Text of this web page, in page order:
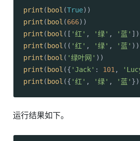
print ( bool (True
print ( bool (666
print ( bool ([ '红' , '绿' , '蓝'
print ( bool (( '红' , '绿' , '蓝'
print ( bool ( '绿叶网'
print ( bool ({ 'Jack' : 101 ,
print ( bool ({ '红' , '绿' , '蓝'
运行结果如下。